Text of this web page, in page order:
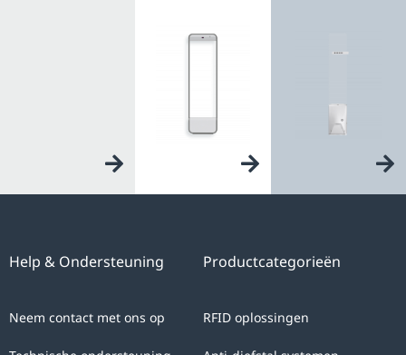
Productcategorieën
RFID oplossingen
Help & Ondersteuning
Neem contact met ons op